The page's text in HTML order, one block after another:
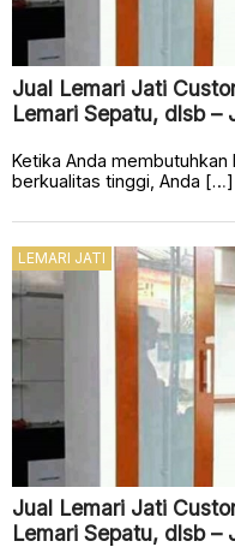
Jual Lemari Jati
Lemari Sepatu, dlsb –
Ketika Anda
berkualitas tinggi, Anda […]
LEMARI JATI
Jual Lemari Jati
Lemari Sepatu, dlsb –